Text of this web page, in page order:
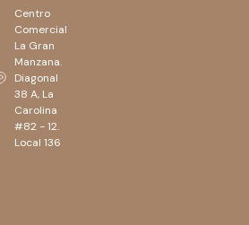
Centro
Comercial
La Gran
Manzana.
Diagonal
38 A, La
Carolina
#82 - 12.
Local 136